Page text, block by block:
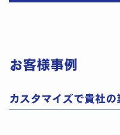
お客様事例 ​
カスタマイズで貴社の